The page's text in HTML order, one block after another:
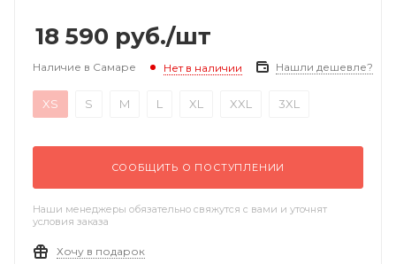
18 590 руб./шт
Наличие в Самаре Нет в наличии Нашли дешевле?
XS S M L XL XXL 3XL
СООБЩИТЬ О ПОСТУПЛЕНИИ
Наши менеджеры обязательно свяжутся с вами и уточнят
условия заказа
Хочу в подарок